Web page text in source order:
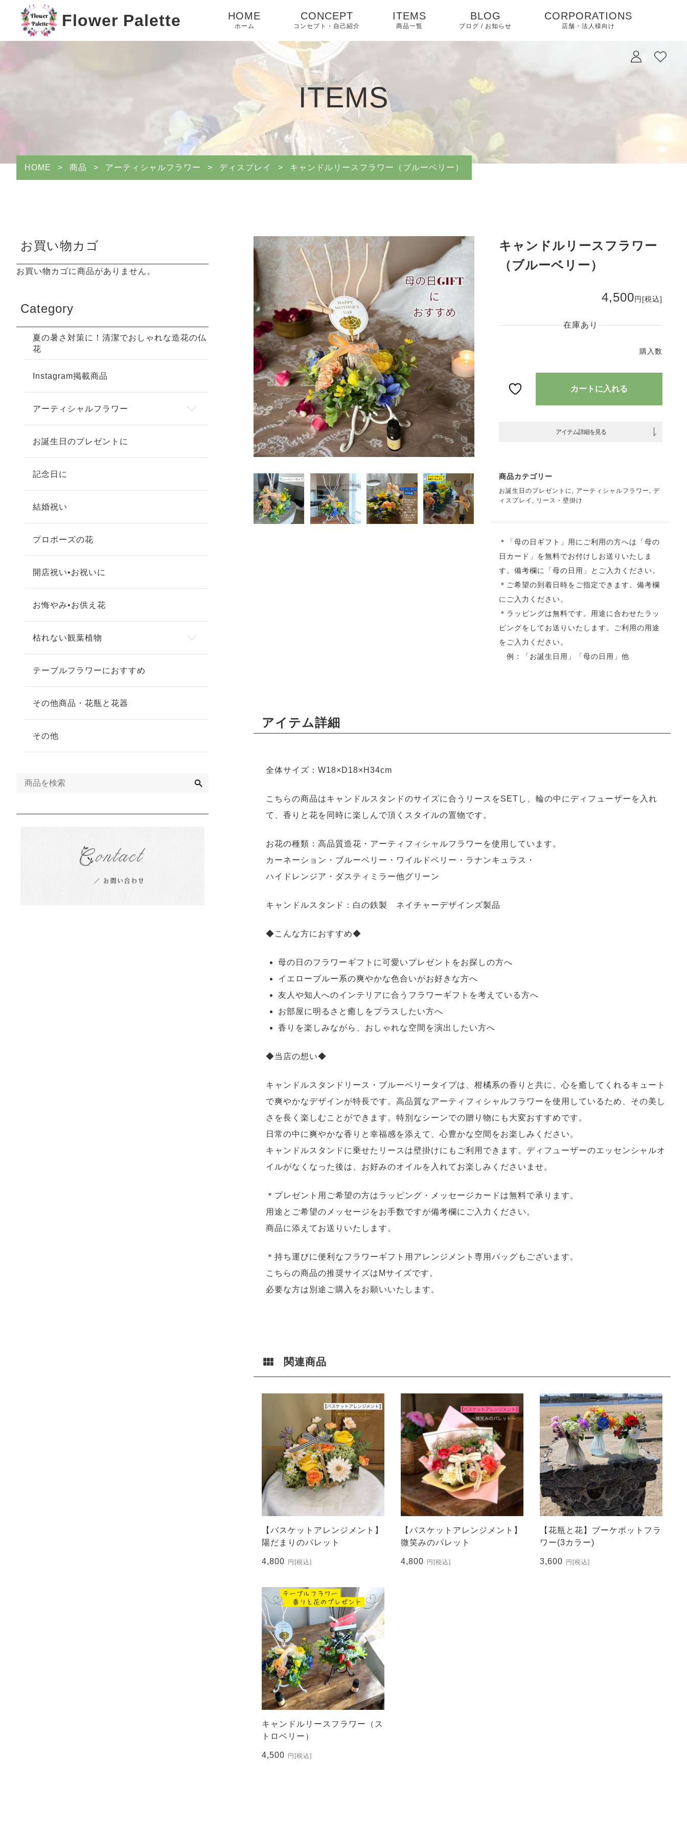
Flower Palette HOME
ホーム
CONCEPT
コンセプト・自己紹介
ITEMS
商品一覧
BLOG
ブログ / お知らせ
CORPORATIONS
店舗・法人様向け
ITEMS
HOME > 商品 > アーティシャルフラワー > ディスプレイ > キャンドルリースフラワー（ブルーベリー）
キャンドルリースフラワー
（ブルーベリー）
4,500円 [税込]
在庫あり
ルー
個
カートに入れる
アイテム詳細を見る
商品カテゴリー
お誕生日のプレゼントに , アーティシャルフラワー , デ
ィスプレイ , リース・壁掛け
＊「母の日ギフト」用にご利用の方へは「母の
日カード」を無料でお付けしお送りいたしま
す。備考欄に「母の日用」とご入力ください。
＊ご希望の到着日時をご指定できます。備考欄
にご入力ください。
＊ラッピングは無料です。用途に合わせたラッ
ピングをしてお送りいたします。ご利用の用途
をご入力ください。
例：「お誕生日用」「母の日用」他
アイテム詳細
全体サイズ：W18×D18×H34cm
こちらの商品はキャンドルスタンドのサイズに合うリースをSETし、輪の中にディフューザーを入れ
て、香りと花を同時に楽しんで頂くスタイルの置物です。
お花の種類：高品質造花・アーティフィシャルフラワーを使用しています。
カーネーション・ブルーベリー・ワイルドベリー・ラナンキュラス・
ハイドレンジア・ダスティミラー他グリーン
キャンドルスタンド：白の鉄製 ネイチャーデザインズ製品
◆こんな方におすすめ◆
母の日のフラワーギフトに可愛いプレゼントをお探しの方へ
イエローブルー系の爽やかな色合いがお好きな方へ
友人や知人へのインテリアに合うフラワーギフトを考えている方へ
お部屋に明るさと癒しをプラスしたい方へ
香りを楽しみながら、おしゃれな空間を演出したい方へ
◆当店の想い◆
キャンドルスタンドリース・ブルーベリータイプは、柑橘系の香りと共に、心を癒してくれるキュート
で爽やかなデザインが特長です。高品質なアーティフィシャルフラワーを使用しているため、その美し
さを長く楽しむことができます。特別なシーンでの贈り物にも大変おすすめです。
日常の中に爽やかな香りと幸福感を添えて、心豊かな空間をお楽しみください。
キャンドルスタンドに乗せたリースは壁掛けにもご利用できます。ディフューザーのエッセンシャルオ
イルがなくなった後は、お好みのオイルを入れてお楽しみくださいませ。
＊プレゼント用ご希望の方はラッピング・メッセージカードは無料で承ります。
用途とご希望のメッセージをお手数ですが備考欄にご入力ください。
商品に添えてお送りいたします。
＊持ち運びに便利なフラワーギフト用アレンジメント専用バッグもございます。
こちらの商品の推奨サイズはMサイズです。
必要な方は別途ご購入をお願いいたします。
関連商品
【バスケットアレンジメント】
陽だまりのパレット
4,800 円 [税込]
【バスケットアレンジメント】
微笑みのパレット
4,800 円 [税込]
【花瓶と花】ブーケポットフラ
ワー(3カラー)
3,600 円 [税込]
キャンドルリースフラワー（ス
トロベリー）
4,500 円 [税込]
お買い物カゴ
お買い物カゴに商品がありません。
Category
夏の暑さ対策に！清潔でおしゃれな造花の仏
花
Instagram掲載商品
アーティシャルフラワー
お誕生日のプレゼントに
記念日に
結婚祝い
プロポーズの花
開店祝い•お祝いに
お悔やみ•お供え花
枯れない観葉植物
テーブルフラワーにおすすめ
その他商品・花瓶と花器
その他